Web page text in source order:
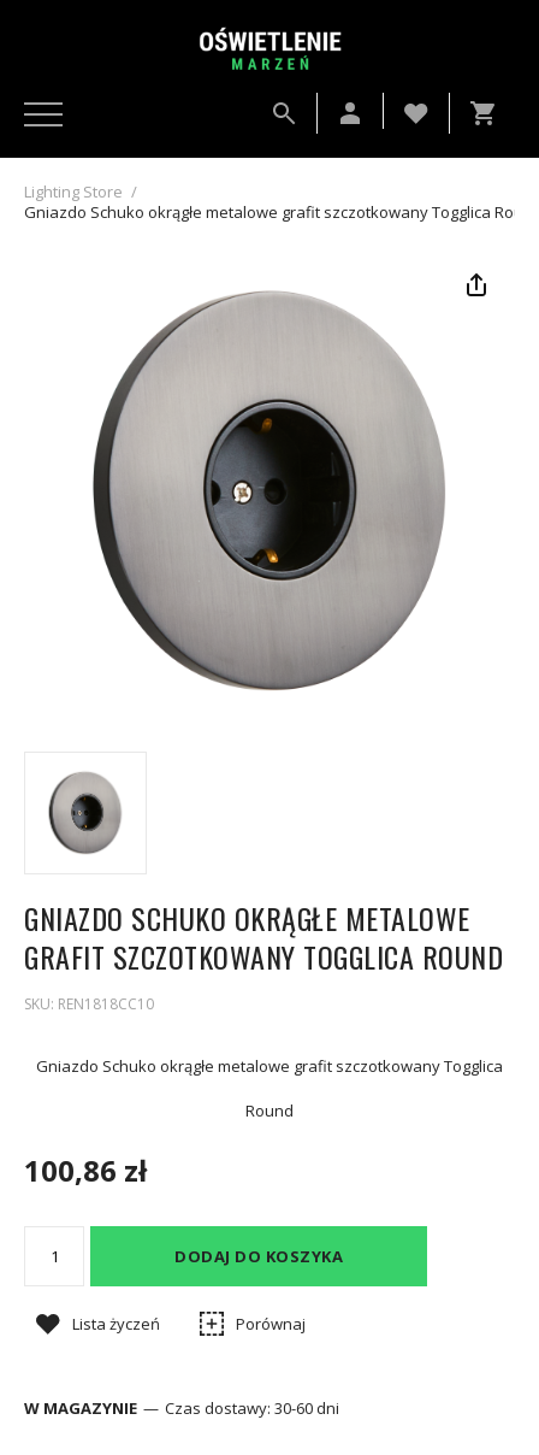
Lighting Store /
Gniazdo Schuko okrągłe metalowe grafit szczotkowany Togglica
GNIAZDO SCHUKO OKRĄGŁE METALOWE
GRAFIT SZCZOTKOWANY TOGGLICA ROUND
SKU: REN1818CC10
Gniazdo Schuko okrągłe metalowe grafit szczotkowany Togglica
Round
100,86 zł
DODAJ DO KOSZYKA
Lista życzeń Porównaj
W MAGAZYNIE Czas dostawy: 30-60 dni